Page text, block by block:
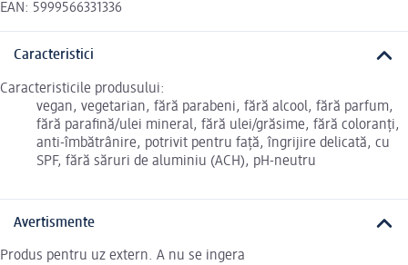
EAN: 5999566331336
Caracteristici
Caracteristicile produsului:
vegan, vegetarian, fără parabeni, fără alcool, fără parfum,
fără parafină/ulei mineral, fără ulei/grăsime, fără coloranți,
anti-îmbătrânire, potrivit pentru față, îngrijire delicată, cu
SPF, fără săruri de aluminiu (ACH), pH-neutru
Avertismente
Produs pentru uz extern. A nu se ingera